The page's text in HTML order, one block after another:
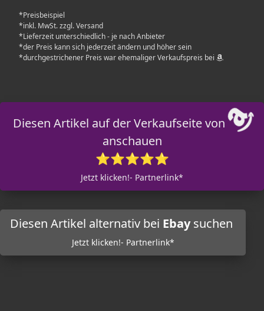
*Preisbeispiel
*inkl. MwSt. zzgl. Versand
*Lieferzeit unterschiedlich - je nach Anbieter
*der Preis kann sich jederzeit ändern und höher sein
*durchgestrichener Preis war ehemaliger Verkaufspreis bei
Diesen Artikel auf der Verkaufseite von
anschauen
⭐⭐⭐⭐⭐
Jetzt klicken!- Partnerlink*
Diesen Artikel alternativ bei Ebaysuchen
Jetzt klicken!- Partnerlink*